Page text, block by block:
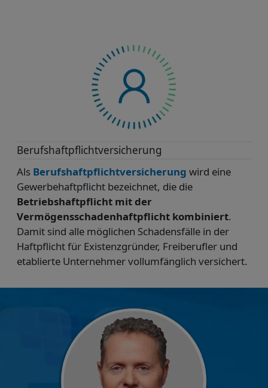
Berufshaftpflicht­versicherung
Als Berufshaftpflicht­versicherung wird eine
Gewerbehaftpflicht bezeichnet, die die
Betriebshaftpflicht mit der
Vermögensschadenhaftpflicht kombiniert.
Damit sind alle möglichen Schadensfälle in der
Haftpflicht für Existenzgründer, Freiberufler und
etablierte Unternehmer vollumfänglich versichert.